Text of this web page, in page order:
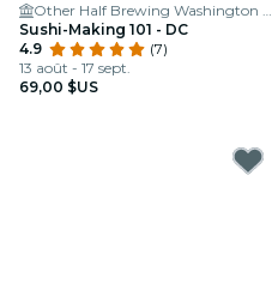
Other Half Brewing Washington DC
Sushi-Making 101 - DC
4.9
(7)
13 août - 17 sept.
69,00 $US